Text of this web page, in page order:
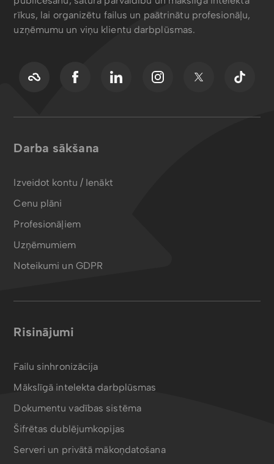
rīkus, lai organizētu failus un paātrinātu profesionāļu,
uzņēmumu un viņu klientu darbplūsmas.
Darba sākšana
Izveidot kontu / Ienākt
Cenu plāni
Profesionāļiem
Uzņēmumiem
Noteikumi un GDPR
Risinājumi
Failu sinhronizācija
Mākslīgā intelekta darbplūsmas
Dokumentu vadības sistēma
Šifrētas dublējumkopijas
Serveri un privātā mākoņdatošana